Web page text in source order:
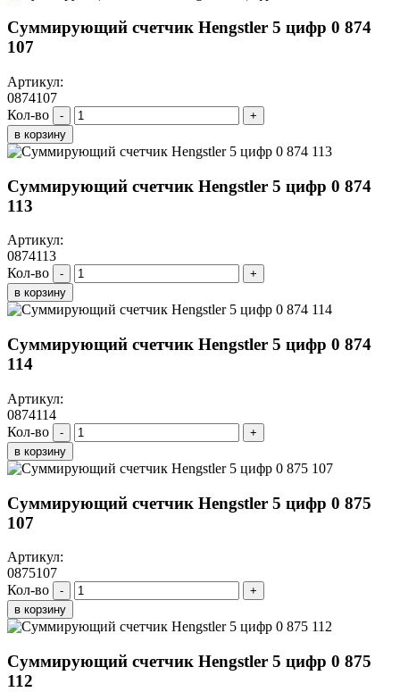
Суммирующий счетчик Hengstler 5 цифр 0 874
107
Артикул:
0874107
Кол-во
-
+
в корзину
Суммирующий счетчик Hengstler 5 цифр 0 874
113
Артикул:
0874113
Кол-во
-
+
в корзину
Суммирующий счетчик Hengstler 5 цифр 0 874
114
Артикул:
0874114
Кол-во
-
+
в корзину
Суммирующий счетчик Hengstler 5 цифр 0 875
107
Артикул:
0875107
Кол-во
-
+
в корзину
Суммирующий счетчик Hengstler 5 цифр 0 875
112